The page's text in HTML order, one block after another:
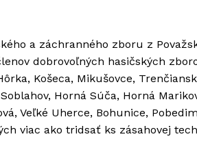
a záchranného zboru z
dobrovoľných hasičských
Košeca, Mikušovce,
Horná Súča, Horná
Veľké Uherce, Bohunice,
viac ako tridsať ks zásahovej